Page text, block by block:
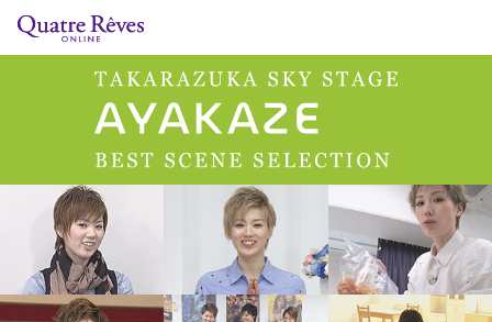
リリースカレンダー 検索
組コレクション
BD・DVD・CD
ブック